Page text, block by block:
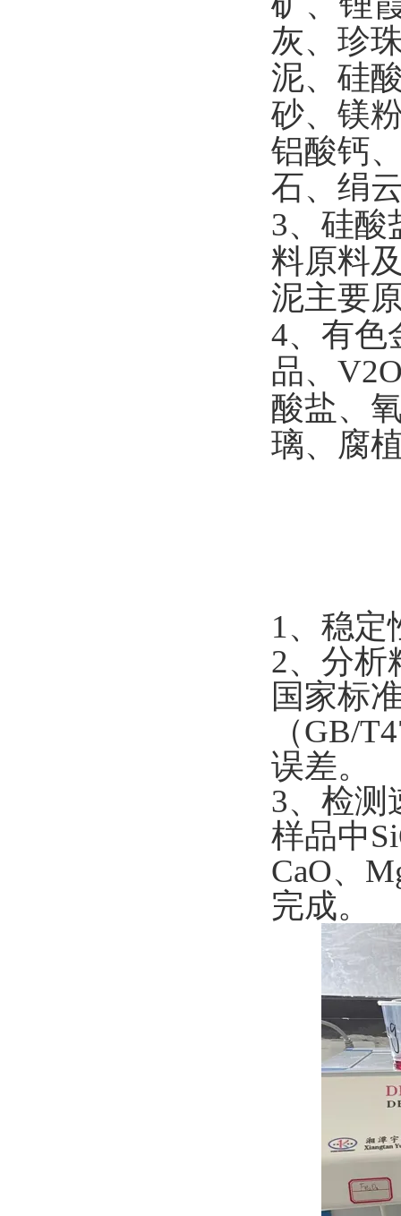
灰、珍
泥、硅
砂、镁
铝酸钙
石、绢
3、硅酸
料原料
泥主要
4、有色
品、
酸盐、
璃、腐
1、稳定
2、分析
国家标
（GB/
误差。
3、检测
样品中
CaO、
完成。